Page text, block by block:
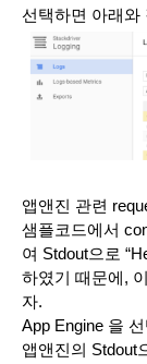
선택하면 아래와
앱앤진 관련
샘플코드에서
여 Stdout으로
하였기 때문에,
자.
App Engine 을
앱앤진의 Stdout